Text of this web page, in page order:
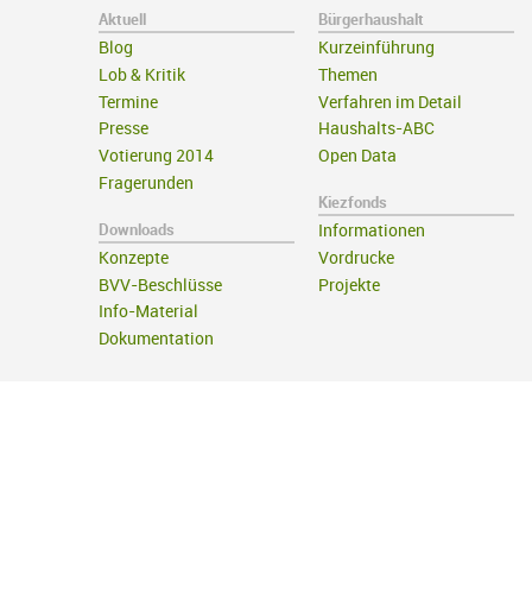
Aktuell
Blog
Lob & Kritik
Termine
Presse
Votierung 2014
Fragerunden
Downloads
Konzepte
BVV-Beschlüsse
Info-Material
Dokumentation
Bürgerhaushalt
Kurzeinführung
Themen
Verfahren im Detail
Haushalts-ABC
Open Data
Kiezfonds
Informationen
Vordrucke
Projekte